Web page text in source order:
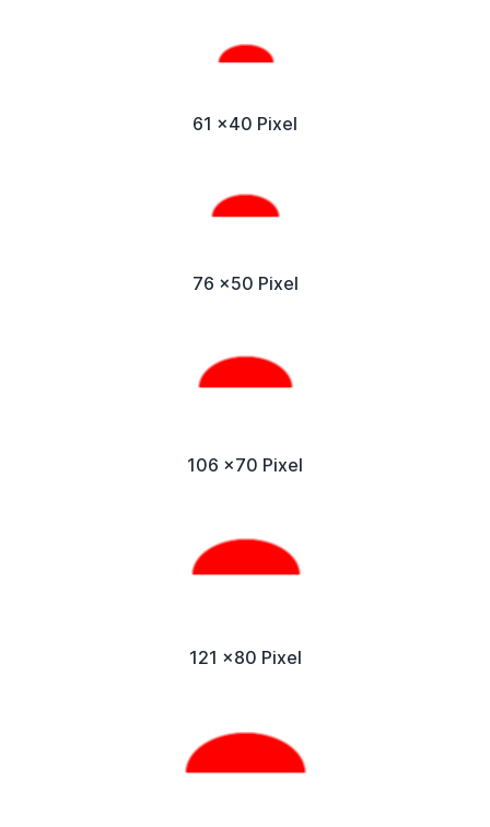
61 x40 Pixel
76 x50 Pixel
106 x70 Pixel
121 x80 Pixel